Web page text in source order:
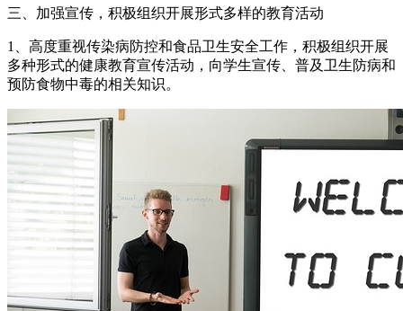
三、加强宣传，积极组织开展形式多样的教育活动
1、高度重视传染病防控和食品卫生安全工作，积极组织开展
多种形式的健康教育宣传活动，向学生宣传、普及卫生防病和
预防食物中毒的相关知识。